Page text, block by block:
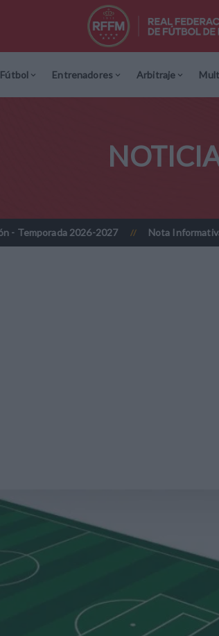
Fútbol Entrenadores Arbitraje
2027 // Nota Informativa RFFM -